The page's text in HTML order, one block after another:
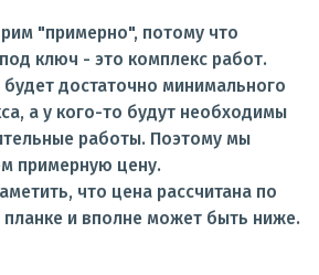
"примерно", потому что
ключ - это комплекс работ.
достаточно минимального
а у кого-то будут необходимы
работы. Поэтому мы
примерную цену.
что цена рассчитана по
планке и вполне может быть ниже.